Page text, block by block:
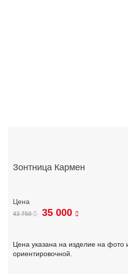
Зонтница Кармен
43 750 35 000
Цена указана на изделие на фото
ориентировочной.